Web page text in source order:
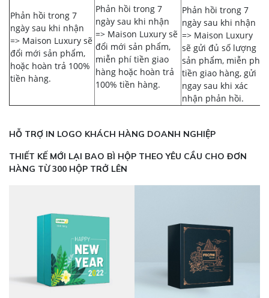
Phản hồi trong 7
ngày sau khi nhận
=> Maison Luxury sẽ
đổi mới sản phẩm,
hoặc hoàn trả 100%
tiền hàng.
Phản hồi trong 7
ngày sau khi nhận
=> Maison Luxury sẽ
đổi mới sản phẩm,
miễn phí tiền giao
hàng hoặc hoàn trả
100% tiền hàng.
Phản hồi trong 7
ngày sau khi nhận
=> Maison Luxury
sẽ gửi đủ số lượng
sản phẩm, miễn phí
tiền giao hàng, gửi
ngay sau khi xác
nhận phản hồi.
HỖ TRỢ IN LOGO KHÁCH HÀNG DOANH NGHIỆP
THIẾT KẾ MỚI LẠI BAO BÌ HỘP THEO YÊU CẦU CHO ĐƠN
HÀNG TỪ 300 HỘP TRỞ LÊN